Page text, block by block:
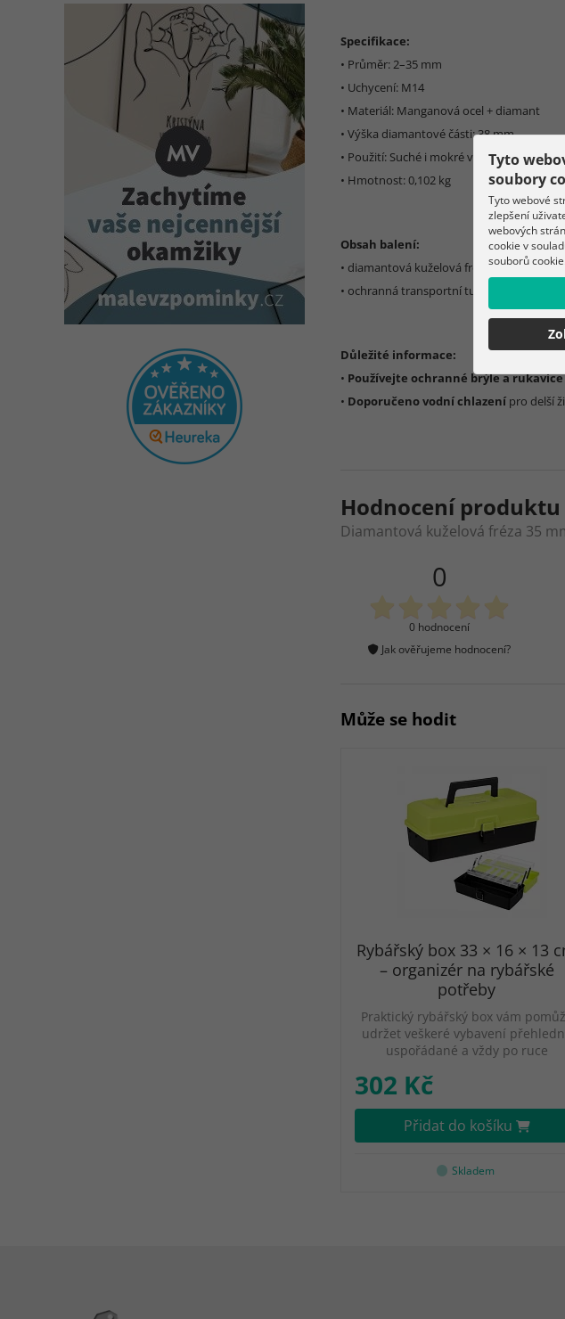
Specifikace:
• Průměr: 2–35 mm
• Uchycení: M14
• Materiál: Manganová ocel + diamant
• Výška diamantové části: 38 mm
• Použití: Suché i mokré vrtání
• Hmotnost: 0,102 kg
Obsah balení:
• diamantová kuželová fréza 2–35 mm
• ochranná transportní tuba
Důležité informace:
• Používejte ochranné brýle a rukavice
• Doporučeno vodní chlazení pro delší
Hodnocení produktu
Diamantová kuželová fréza 35
0
0 hodnocení
Jak ověřujeme hodnocení?
Může se hodit
Rybářský box 33 × 16 × 13
– organizér na rybářské
potřeby
Praktický rybářský box vám
udržet veškeré vybavení
uspořádané a vždy po ruce
302 Kč
Přidat do košíku
Skladem
Tyto
soubory
Tyto webové
zlepšení
webových
cookie v
souborů